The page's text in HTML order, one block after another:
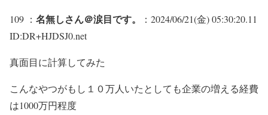
109 ： 名無しさん＠涙目です。
：2024/06/21(金) 05:30:20.11
ID:DR+HJDSJ0.net
真面目に計算してみた
こんなやつがもし１０万人いたとしても企業の増える経費
は1000万円程度